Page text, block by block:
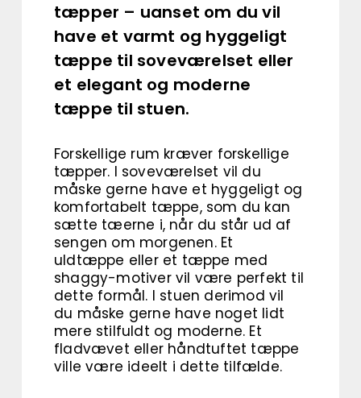
tæpper – uanset om du vil
have et varmt og hyggeligt
tæppe til soveværelset eller
et elegant og moderne
tæppe til stuen.
Forskellige rum kræver forskellige
tæpper. I soveværelset vil du
måske gerne have et hyggeligt og
komfortabelt tæppe, som du kan
sætte tæerne i, når du står ud af
sengen om morgenen. Et
uldtæppe eller et tæppe med
shaggy-motiver vil være perfekt til
dette formål. I stuen derimod vil
du måske gerne have noget lidt
mere stilfuldt og moderne. Et
fladvævet eller håndtuftet tæppe
ville være ideelt i dette tilfælde.